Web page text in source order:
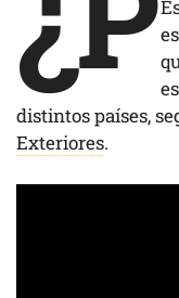
distintos países,
Exteriores.